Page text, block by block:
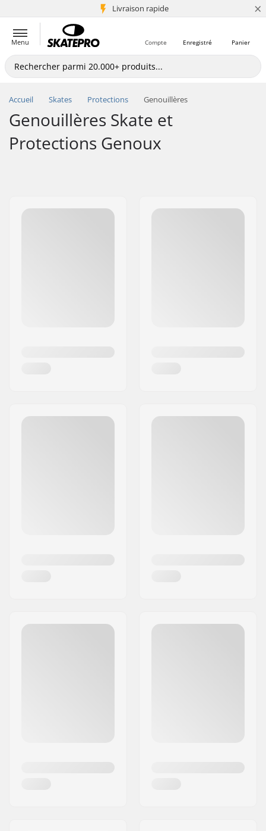
Livraison rapide
+5 mio de clients ×
Menu Panier
Enregistré
Compte
Accueil Skates Protections Genouillères
Genouillères Skate et
Protections Genoux